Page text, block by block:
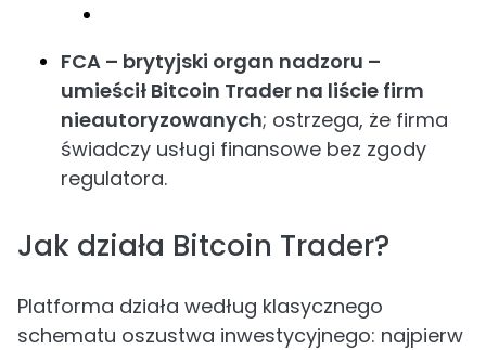
FCA – brytyjski organ nadzoru –
umieścił Bitcoin Trader na liście firm
nieautoryzowanych; ostrzega, że firma
świadczy usługi finansowe bez zgody
regulatora.
Jak działa Bitcoin Trader?
Platforma działa według klasycznego
schematu oszustwa inwestycyjnego: najpierw